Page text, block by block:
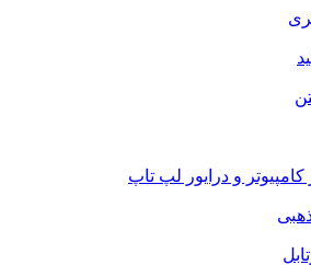
کامپیوتر و درایور لپ تاپ